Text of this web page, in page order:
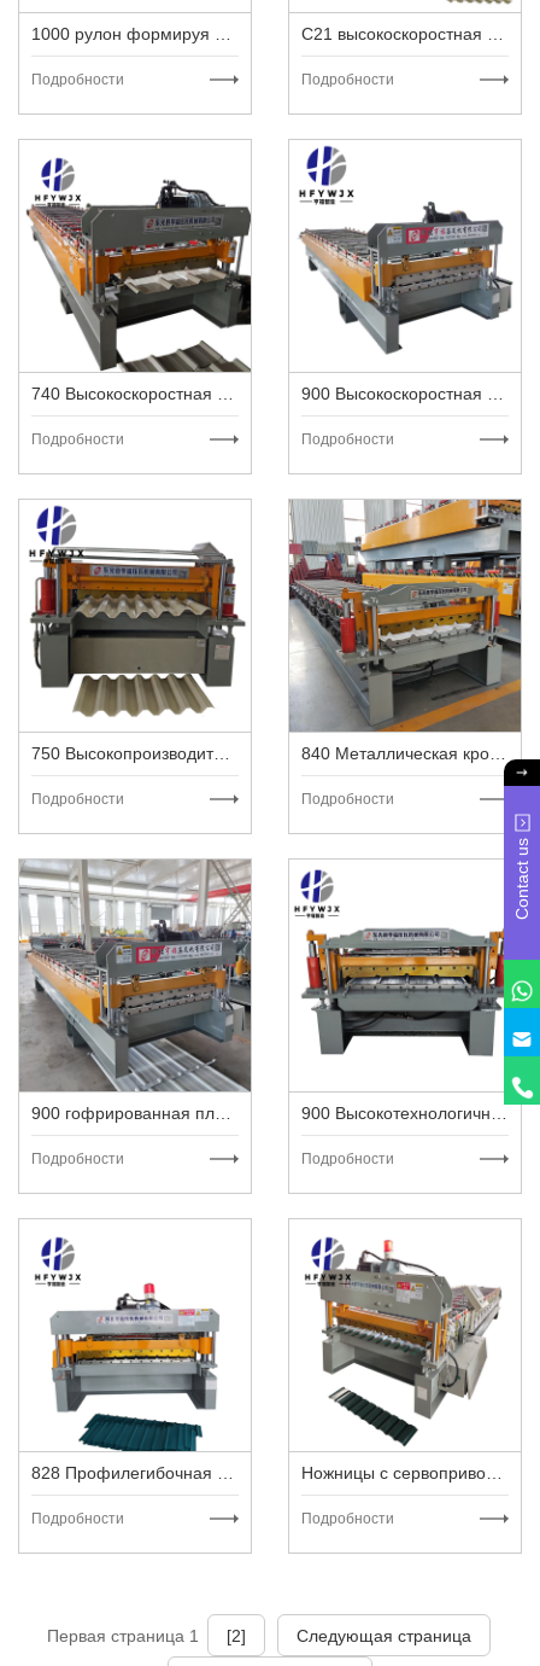
Подробности Подробности
Подробности Подробности
750 Высокопроизводительная машина для металлочерепицы
Подробности Подробности
Подробности Подробности
Подробности Подробности
Первая страница 1 [2] Следующая страница
Contact us